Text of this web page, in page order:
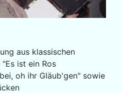
aus klassischen
ist ein Ros
oh ihr Gläub'gen" sowie